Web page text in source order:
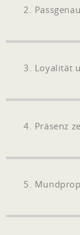
2.
3. Loyalität
4. Präsenz
5.